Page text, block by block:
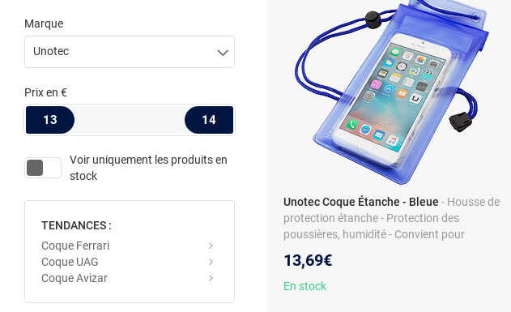
Marque
Unotec
Prixen €
13 14
Voir uniquement les produits en
stock
TENDANCES :
Coque Ferrari
Coque UAG
Coque Avizar
Unotec Coque Étanche - Bleue - Housse de
protection étanche - Protection des
poussières, humidité - Convient pour
13,69€
En stock